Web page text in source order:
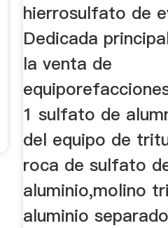
hierrosulfato de
Dedicada
la venta de
1 sulfato de
del equipo de
roca de sulfato
aluminio,molino
aluminio